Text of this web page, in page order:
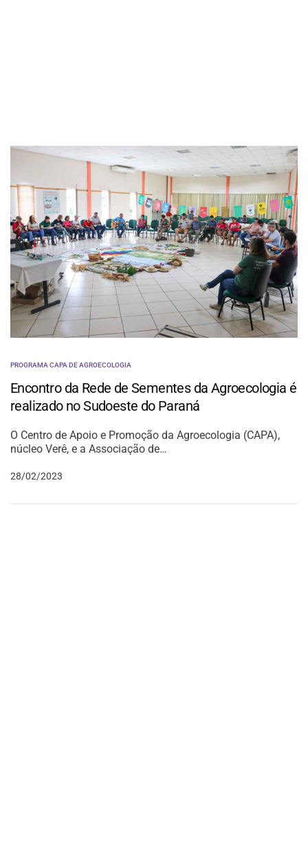
PROGRAMA CAPA DE AGROECOLOGIA
Encontro da Rede de Sementes da Agroecologia é
realizado no Sudoeste do Paraná
O Centro de Apoio e Promoção da Agroecologia (CAPA),
núcleo Verê, e a Associação de…
28/02/2023